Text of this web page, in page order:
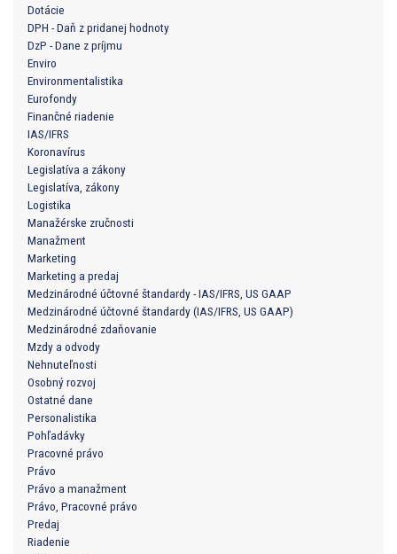
Dotácie
DPH - Daň z pridanej hodnoty
DzP - Dane z príjmu
Enviro
Environmentalistika
Eurofondy
Finančné riadenie
IAS/IFRS
Koronavírus
Legislatíva a zákony
Legislatíva, zákony
Logistika
Manažérske zručnosti
Manažment
Marketing
Marketing a predaj
Medzinárodné účtovné štandardy - IAS/IFRS, US GAAP
Medzinárodné účtovné štandardy (IAS/IFRS, US GAAP)
Medzinárodné zdaňovanie
Mzdy a odvody
Nehnuteľnosti
Osobný rozvoj
Ostatné dane
Personalistika
Pohľadávky
Pracovné právo
Právo
Právo a manažment
Právo, Pracovné právo
Predaj
Riadenie